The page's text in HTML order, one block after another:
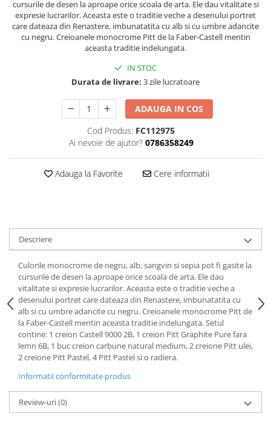
Carton Colorat
Hartie Colorata
Hartie Glasata
Instrumente de scris
Creioane automate , mine
Cu stergere
Rollere
Stilouri
Laminatoare si accesorii
Liniare , truse geometrie
Lipici
Lipici Solid
Lipici Lichid
Markere si Carioci
Markere
Markere Acrilice
Markere creta lichida
cursurile de desen la aproape orice scoala de arta. Ele dau vitalitate si
expresie lucrarilor. Aceasta este o traditie veche a desenului portret
care dateaza din Renastere, imbunatatita cu alb si cu umbre adancite
cu negru. Creioanele monocrome Pitt de la Faber-Castell mentin
aceasta traditie indelungata.
IN STOC
Durata de livrare: 3 zile lucratoare
ADAUGA IN COS
Cod Produs: FC112975
Ai nevoie de ajutor? 0786358249
Adauga la Favorite Cere informatii
Descriere
Culorile monocrome de negru, alb, sangvin si sepia pot fi gasite la
cursurile de desen la aproape orice scoala de arta. Ele dau
vitalitate si expresie lucrarilor. Aceasta este o traditie veche a
desenului portret care dateaza din Renastere, imbunatatita cu
alb si cu umbre adancite cu negru. Creioanele monocrome Pitt de
la Faber-Castell mentin aceasta traditie indelungata. Setul
contine: 1 creion Castell 9000 2B, 1 creion Pitt Graphite Pure fara
lemn 6B, 1 buc creion carbune natural medium, 2 creione Pitt ulei,
2 creione Pitt Pastel, 4 Pitt Pastel si o radiera.
Informatii conformitate produs
Review-uri(0)